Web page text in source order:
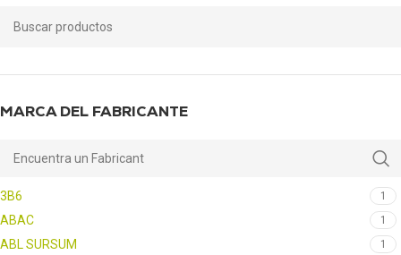
MARCA DEL FABRICANTE
3B6 1
ABAC 1
ABL SURSUM 1